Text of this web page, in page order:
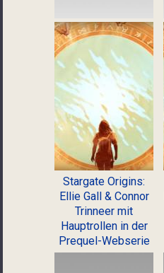
Stargate Origins:
Ellie Gall & Connor
Trinneer mit
Hauptrollen in der
Prequel-Webserie